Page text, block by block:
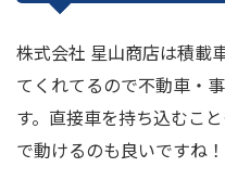
株式会社 星山商店は積載
てくれてるので不動車・
す。直接車を持ち込むこ
で動けるのも良いですね！